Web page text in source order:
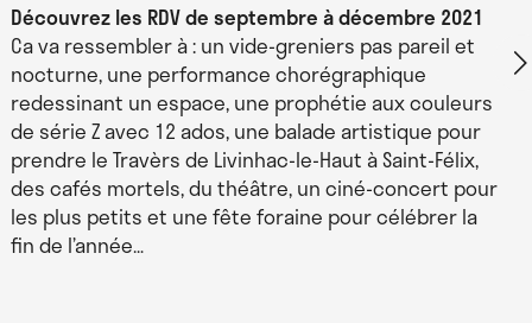
Découvrez les RDV de septembre à décembre 2021
Ca va ressembler à : un vide-greniers pas pareil et
nocturne, une performance chorégraphique
redessinant un espace, une prophétie aux couleurs
de série Z avec 12 ados, une balade artistique pour
prendre le Travèrs de Livinhac-le-Haut à Saint-Félix,
des cafés mortels, du théâtre, un ciné-concert pour
les plus petits et une fête foraine pour célébrer la
fin de l’année…